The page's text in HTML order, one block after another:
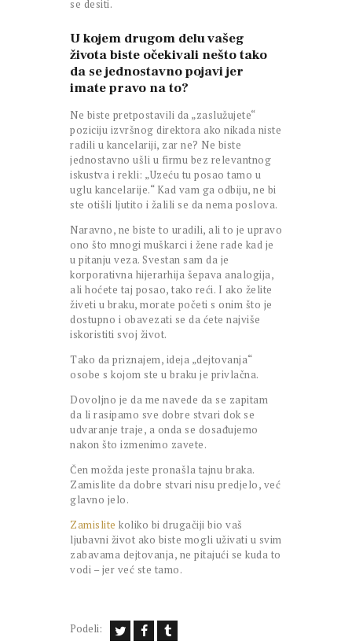
se desiti.
U kojem drugom delu vašeg
života biste očekivali nešto tako
da se jednostavno pojavi jer
imate pravo na to?
Ne biste pretpostavili da „zaslužujete“
poziciju izvršnog direktora ako nikada niste
radili u kancelariji, zar ne? Ne biste
jednostavno ušli u firmu bez relevantnog
iskustva i rekli: „Uzeću tu posao tamo u
uglu kancelarije.“ Kad vam ga odbiju, ne bi
ste otišli ljutito i žalili se da nema poslova.
Naravno, ne biste to uradili, ali to je upravo
ono što mnogi muškarci i žene rade kad je
u pitanju veza. Svestan sam da je
korporativna hijerarhija šepava analogija,
ali hoćete taj posao, tako reći. I ako želite
živeti u braku, morate početi s onim što je
dostupno i obavezati se da ćete najviše
iskoristiti svoj život.
Tako da priznajem, ideja „dejtovanja“
osobe s kojom ste u braku je privlačna.
Dovoljno je da me navede da se zapitam
da li rasipamo sve dobre stvari dok se
udvaranje traje, a onda se dosađujemo
nakon što izmenimo zavete.
Čen možda jeste pronašla tajnu braka.
Zamislite da dobre stvari nisu predjelo, već
glavno jelo.
Zamislite koliko bi drugačiji bio vaš
ljubavni život ako biste mogli uživati u svim
zabavama dejtovanja, ne pitajući se kuda to
vodi – jer već ste tamo.
Podeli: